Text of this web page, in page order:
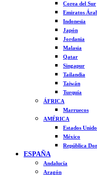
Corea del Sur
Emiratos
Indonesia
Japón
Jordania
Malasia
Qatar
Singapur
Tailandia
Taiwán
Turquía
ÁFRICA
Marruecos
AMÉRICA
Estados
México
República
ESPAÑA
Andalucía
Aragón